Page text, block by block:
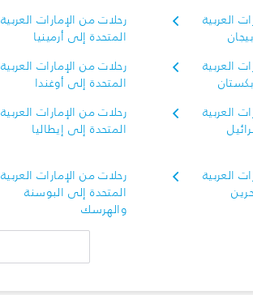
العربية
رحلات من الإمارات العربية
المتحدة إلى أرمينيا
العربية
رحلات من الإمارات العربية
المتحدة إلى أوغندا
العربية
رحلات من الإمارات العربية
المتحدة إلى إيطاليا
العربية
رحلات من الإمارات العربية
المتحدة إلى البوسنة
والهرسك